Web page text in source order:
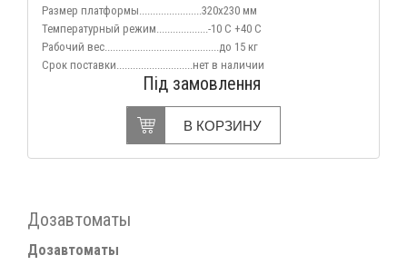
Размер платформы.......................320х230 мм
Температурный режим...................-10 С +40 С
Рабочий вес..........................................до 15 кг
Срок поставки............................нет в наличии
Під замовлення
В КОРЗИНУ
Дозавтоматы
Дозавтоматы